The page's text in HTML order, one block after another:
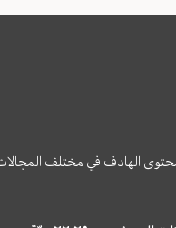
الهادف في مختلف